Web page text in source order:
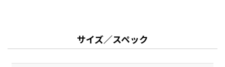
サイズ／スペック